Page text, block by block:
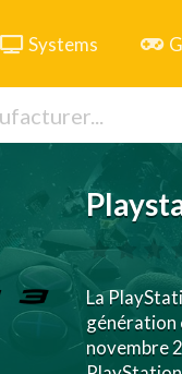
Systems
La
génération
novembre